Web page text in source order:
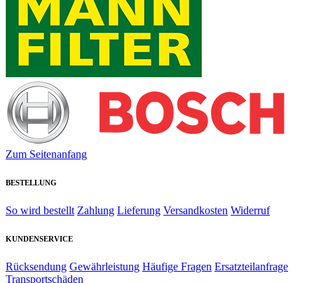
Zum Seitenanfang
BESTELLUNG
So wird bestellt Zahlung Lieferung Versandkosten Widerruf
KUNDENSERVICE
Rücksendung Gewährleistung Häufige Fragen Ersatzteilanfrage
Transportschäden